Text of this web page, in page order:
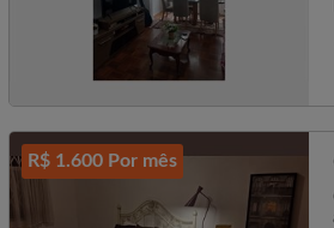
R$ 1.600 Por mês